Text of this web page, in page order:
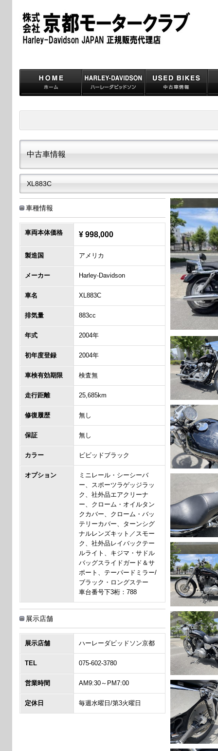
中古車情報
XL883C
車種情報
車両本体価格 ¥ 998,000
製造国 アメリカ
メーカー Harley-Davidson
車名 XL883C
排気量 883cc
年式 2004年
初年度登録 2004年
車検有効期限 検査無
走行距離 25,685km
修復履歴 無し
保証 無し
カラー ビビッドブラック
オプション
ミニレール・シーシーバ
ー、スポーツラゲッジラッ
ク、社外品エアクリーナ
ー、クローム・オイルタン
クカバー、クローム・バッ
テリーカバー、ターンシグ
ナルレンズキット／スモー
ク、社外品レイバックテー
ルライト、キジマ・サドル
バッグスライドガード＆サ
ポート、テーパードミラー/
ブラック・ロングステー
車台番号下3桁：788
展示店舗
展示店舗 ハーレーダビッドソン京都
TEL 075-602-3780
営業時間 AM9:30～PM7:00
定休日 毎週水曜日/第3火曜日